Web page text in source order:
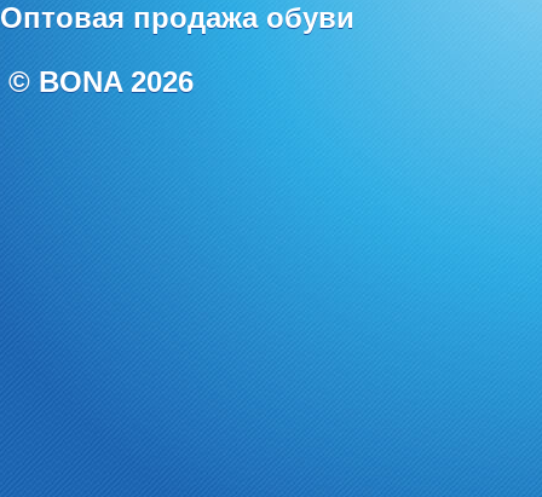
Оптовая продажа обуви
© BONA 2026